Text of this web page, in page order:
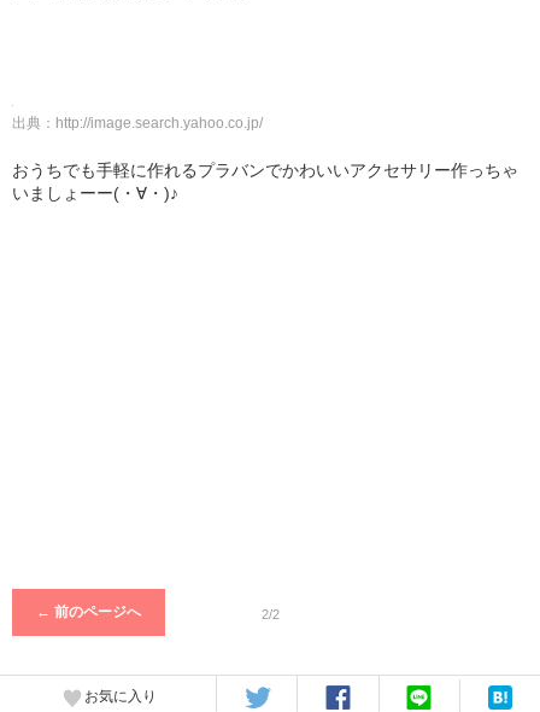
出典： http://image.search.yahoo.co.jp/
おうちでも手軽に作れるプラバンでかわいいアクセサリー作っちゃ
いましょーー(・∀・)♪
← 前のページへ 2/2
お気に入り